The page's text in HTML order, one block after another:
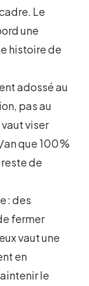
Le
une
histoire de
adossé au
pas au
viser
que 100 %
reste de
: des
fermer
vaut une
en
le